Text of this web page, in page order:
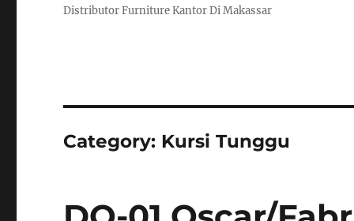
Distributor Furniture Kantor Di Makassar
Category: Kursi Tunggu